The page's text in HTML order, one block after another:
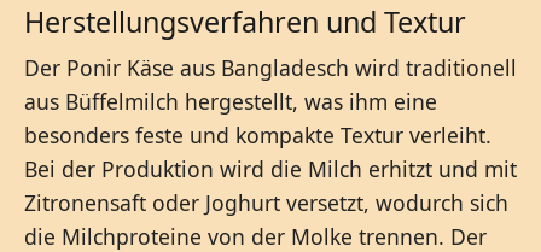
Herstellungsverfahren und Textur
Der Ponir Käse aus Bangladesch wird traditionell
aus Büffelmilch hergestellt, was ihm eine
besonders feste und kompakte Textur verleiht.
Bei der Produktion wird die Milch erhitzt und mit
Zitronensaft oder Joghurt versetzt, wodurch sich
die Milchproteine von der Molke trennen. Der